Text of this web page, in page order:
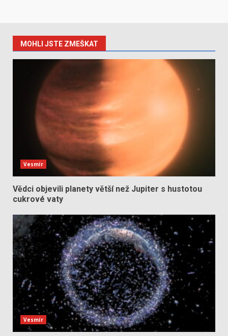
MOHLI JSTE ZMEŠKAT
Vesmír
Vědci objevili planety větší než Jupiter s hustotou
cukrové vaty
Vesmír